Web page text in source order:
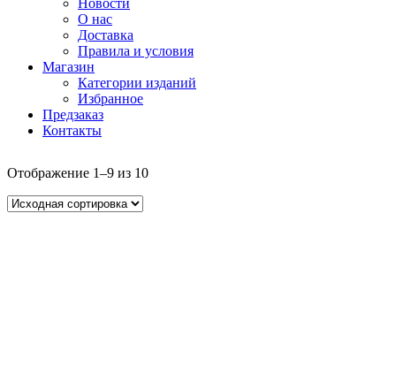
Новости
О нас
Доставка
Правила и условия
Магазин
Категории изданий
Избранное
Предзаказ
Контакты
Отображение 1–9 из 10